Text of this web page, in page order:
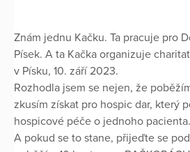
Znám jednu Kačku. Ta pracuje pro
Písek. A ta Kačka organizuje
v Písku, 10. září 2023.
Rozhodla jsem se nejen, že
zkusím získat pro hospic dar, který
hospicové péče o jednoho pacienta.
A pokud se to stane, přijeďte se